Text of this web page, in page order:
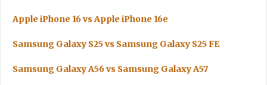
Apple iPhone 16 vs Apple iPhone 16e
Samsung Galaxy S25 vs Samsung Galaxy S25 FE
Samsung Galaxy A56 vs Samsung Galaxy A57